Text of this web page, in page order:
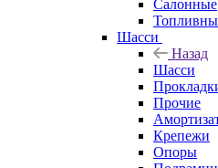
Салонные
Шасси
Назад
Шасси
Прочие
Крепежи
Опоры